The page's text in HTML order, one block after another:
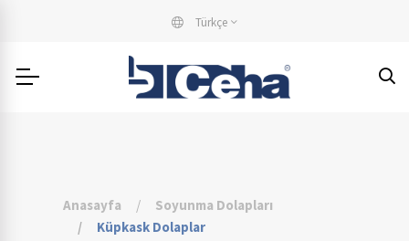
Türkçe
Anasayfa
Soyunma Dolapları
Küpkask Dolaplar